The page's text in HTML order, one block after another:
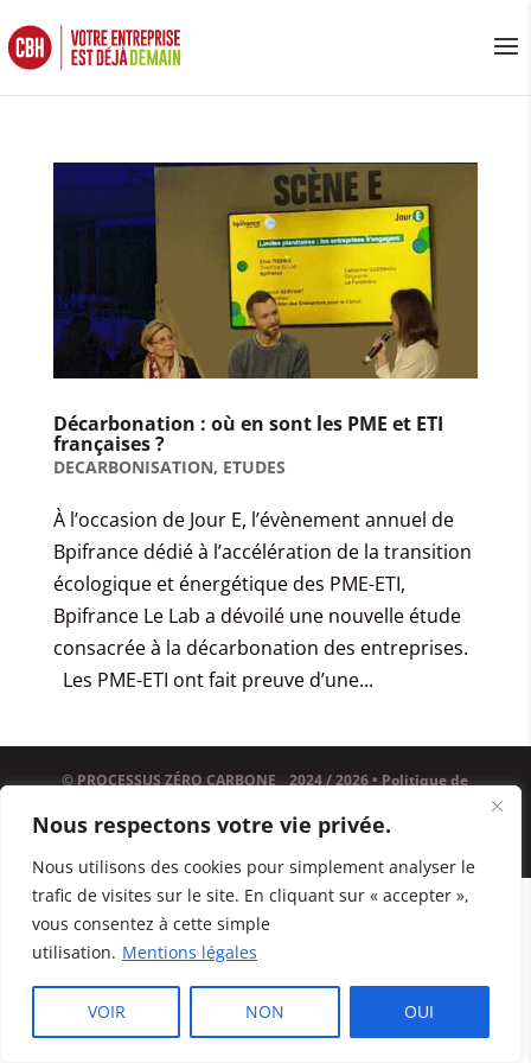
Nous respectons votre vie privée.
Nous utilisons des cookies pour simplement analyser le
trafic de visites sur le site. En cliquant sur « accepter »,
vous consentez à cette simple
utilisation. Mentions légales
VOIR NON OUI
Décarbonation : où en sont les PME et ETI
françaises ?
DECARBONISATION, ETUDES
À l’occasion de Jour E, l’évènement annuel de
Bpifrance dédié à l’accélération de la transition
écologique et énergétique des PME-ETI,
Bpifrance Le Lab a dévoilé une nouvelle étude
consacrée à la décarbonation des entreprises.
Les PME-ETI ont fait preuve d’une...
© PROCESSUS ZÉRO CARBONE _ 2024 / 2026 •Politique de
confidentialité & mentions légales •
DESIGN : Directeur
Artistique - Concepteur